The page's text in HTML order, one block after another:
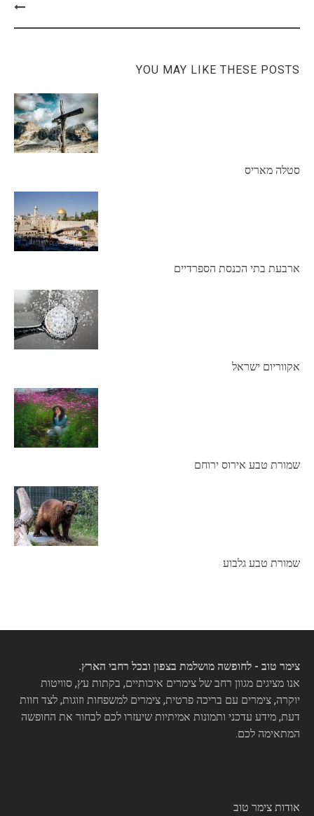
YOU MAY LIKE THESE POSTS
סטלה מאריס
ארבעת בתי הכנסת הספרדיים
אקווריום ישראל
שמורת טבע אירוס ירוחם
שמורת טבע גלבוע
צימר טוב - לחופשה מושלמת בצפון ובכל רחבי הארץ.
אנו מציגים מגוון רחב של צימרים איכותיים, בקתות עץ, סוויטות
יוקרה, צימרים עם בריכה פרטית, צימרים למשפחות וזוגות, לצד חוות
דעת, מידע עדכני ותמונות אמיתיות שיעזרו לכם לבחור את החופשה
המתאימה לכם.
אודות צימר טוב